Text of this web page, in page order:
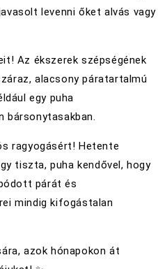
levenni őket alvás vagy
Az ékszerek szépségének
alacsony páratartalmú
egy puha
bársonytasakban.
ragyogásért! Hetente
tiszta, puha kendővel, hogy
párát és
mindig kifogástalan
azok hónapokon át